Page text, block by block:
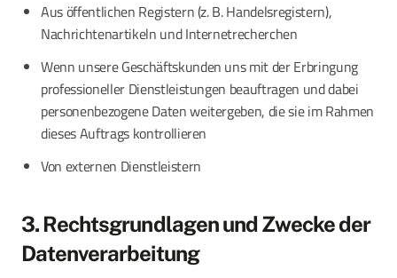
Aus öffentlichen Registern (z. B. Handelsregistern),
Nachrichtenartikeln und Internetrecherchen
Wenn unsere Geschäftskunden uns mit der Erbringung
professioneller Dienstleistungen beauftragen und dabei
personenbezogene Daten weitergeben, die sie im Rahmen
dieses Auftrags kontrollieren
Von externen Dienstleistern
3. Rechtsgrundlagen und Zwecke der
Datenverarbeitung